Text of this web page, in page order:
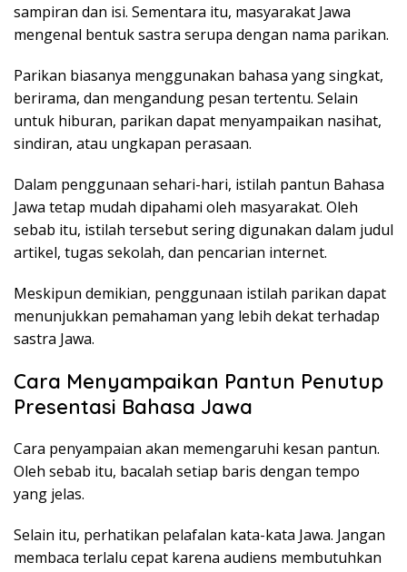
sampiran dan isi. Sementara itu, masyarakat Jawa
mengenal bentuk sastra serupa dengan nama parikan.
Parikan biasanya menggunakan bahasa yang singkat,
berirama, dan mengandung pesan tertentu. Selain
untuk hiburan, parikan dapat menyampaikan nasihat,
sindiran, atau ungkapan perasaan.
Dalam penggunaan sehari-hari, istilah pantun Bahasa
Jawa tetap mudah dipahami oleh masyarakat. Oleh
sebab itu, istilah tersebut sering digunakan dalam judul
artikel, tugas sekolah, dan pencarian internet.
Meskipun demikian, penggunaan istilah parikan dapat
menunjukkan pemahaman yang lebih dekat terhadap
sastra Jawa.
Cara Menyampaikan Pantun Penutup
Presentasi Bahasa Jawa
Cara penyampaian akan memengaruhi kesan pantun.
Oleh sebab itu, bacalah setiap baris dengan tempo
yang jelas.
Selain itu, perhatikan pelafalan kata-kata Jawa. Jangan
membaca terlalu cepat karena audiens membutuhkan